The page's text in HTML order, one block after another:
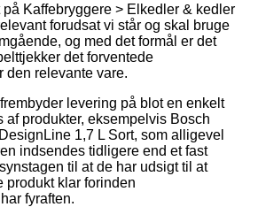
Kaffebryggere > Elkedler & kedler
forudsat vi står og skal bruge
og med det formål er det
det forventede
den relevante vare.
levering på blot en enkelt
af produkter, eksempelvis Bosch
1,7 L Sort, som alligevel
indsendes tidligere end et fast
til at de har udsigt til at
produkt klar forinden
fyraften.